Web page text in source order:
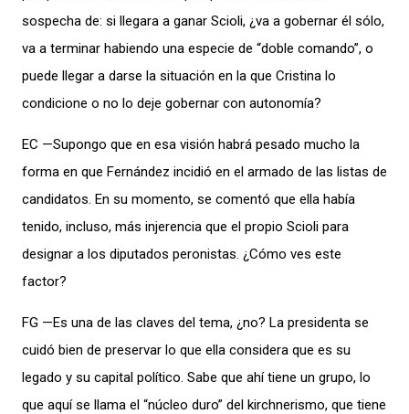
sospecha de: si llegara a ganar Scioli, ¿va a gobernar él sólo,
va a terminar habiendo una especie de “doble comando”, o
puede llegar a darse la situación en la que Cristina lo
condicione o no lo deje gobernar con autonomía?
EC —Supongo que en esa visión habrá pesado mucho la
forma en que Fernández incidió en el armado de las listas de
candidatos. En su momento, se comentó que ella había
tenido, incluso, más injerencia que el propio Scioli para
designar a los diputados peronistas. ¿Cómo ves este
factor?
FG —Es una de las claves del tema, ¿no? La presidenta se
cuidó bien de preservar lo que ella considera que es su
legado y su capital político. Sabe que ahí tiene un grupo, lo
que aquí se llama el “núcleo duro” del kirchnerismo, que tiene